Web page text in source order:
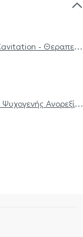
- Θεραπεία
δίαιταΑνορεξία